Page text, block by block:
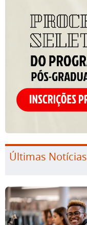
Últimas Notícias